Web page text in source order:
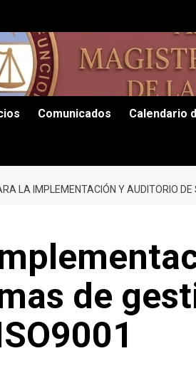
Comunicados Calendario
LA IMPLEMENTACIÓN Y AUDITORIO
de